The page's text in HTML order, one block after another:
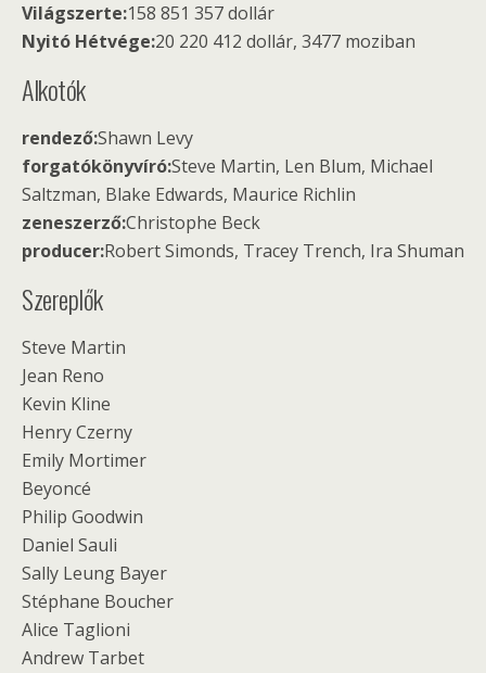
Világszerte:158 851 357 dollár
Nyitó Hétvége:20 220 412 dollár, 3477 moziban
Alkotók
rendező:Shawn Levy
forgatókönyvíró:Steve Martin, Len Blum, Michael
Saltzman, Blake Edwards, Maurice Richlin
zeneszerző:Christophe Beck
producer:Robert Simonds, Tracey Trench, Ira Shuman
Szereplők
Steve Martin
Jean Reno
Kevin Kline
Henry Czerny
Emily Mortimer
Beyoncé
Philip Goodwin
Daniel Sauli
Sally Leung Bayer
Stéphane Boucher
Alice Taglioni
Andrew Tarbet